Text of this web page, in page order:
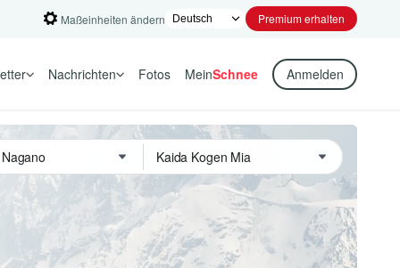
Maßeinheiten ändern Premium erhalten
Nachrichten Fotos MeinSchnee Anmelden